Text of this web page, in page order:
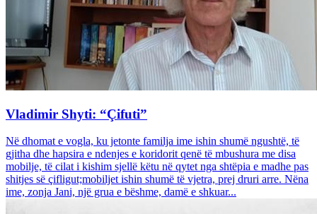
Vladimir Shyti: “Çifuti”
Në dhomat e vogla, ku jetonte familja ime ishin shumë ngushtë, të
gjitha dhe hapsira e ndenjes e koridorit qenë të mbushura me disa
mobilje, të cilat i kishim sjellë këtu në qytet nga shtëpia e madhe pas
shitjes së çifligut;mobiljet ishin shumë të vjetra, prej druri arre. Nëna
ime, zonja Jani, një grua e bëshme, damë e shkuar...